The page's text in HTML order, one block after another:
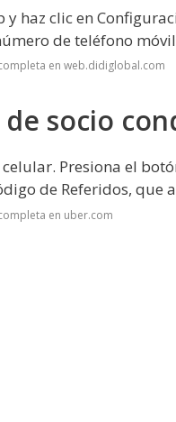
haz clic en
de teléfono
en web.didiglobal.com
de socio
Presiona el
de Referidos, que
en uber.com